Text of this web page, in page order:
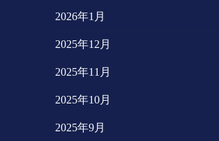
2026年1月
2025年12月
2025年11月
2025年10月
2025年9月